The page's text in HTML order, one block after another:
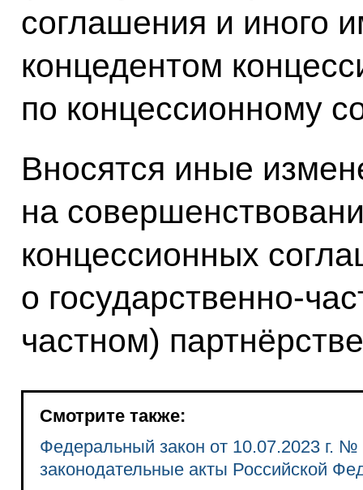
соглашения и иного
концедентом
по концессионному
Вносятся иные
на
концессионных
о государственно-
частном)
Смотрите также:
Федеральный закон от 10.07.2023 г.
законодательные акты Российской